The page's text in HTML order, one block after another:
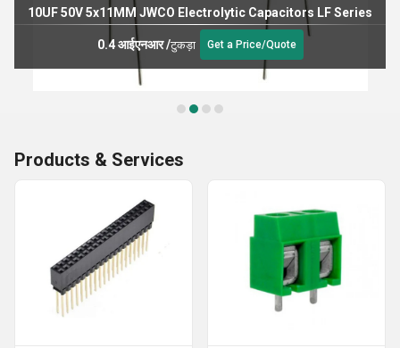
10UF 50V 5x11MM JWCO Electrolytic Capacitors LF Series
0.4 आईएनआर/टुकड़ा Get a Price/Quote
Products & Services